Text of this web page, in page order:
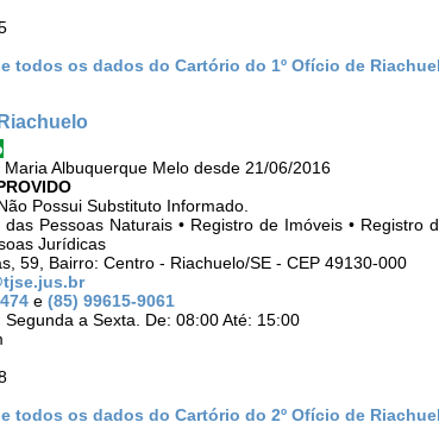
todos os dados do Cartório do 1º Ofício de
Maria Albuquerque Melo desde 21/06/2016
Possui Substituto Informado.
das Pessoas Naturais • Registro de Imóveis •
Jurídicas
59, Bairro: Centro - Riachuelo/SE - CEP 49130-000
e (85) 99615-9061
Segunda a Sexta. De: 08:00 Até: 15:00
todos os dados do Cartório do 2º Ofício de